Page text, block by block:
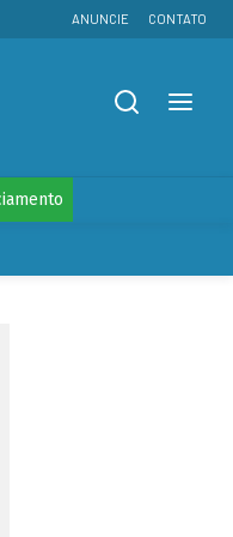
ANUNCIE CONTATO